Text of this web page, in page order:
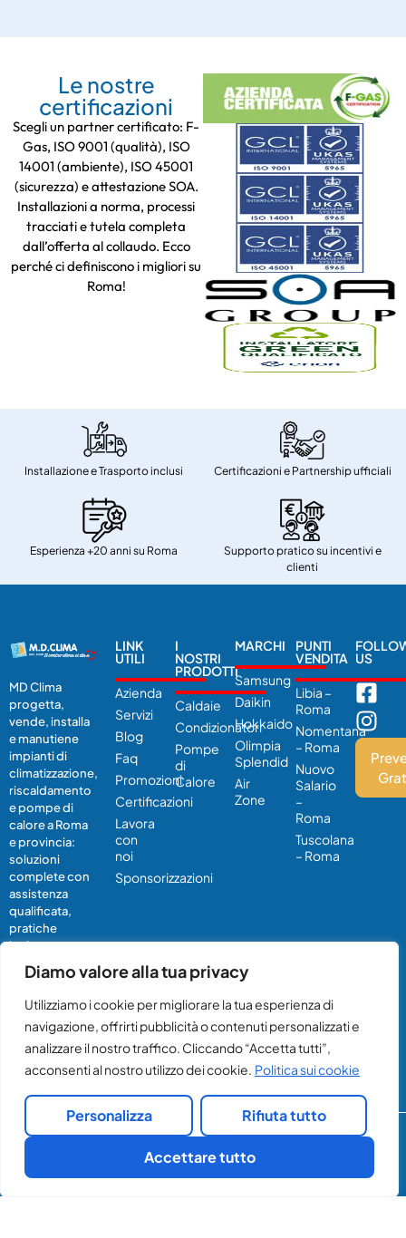
Diamo valore alla tua privacy
Utilizziamo i cookie per migliorare la tua esperienza di
navigazione, offrirti pubblicità o contenuti personalizzati e
analizzare il nostro traffico. Cliccando “Accetta tutti”,
acconsenti al nostro utilizzo dei cookie. Politica sui cookie
Personalizza Rifiuta tutto
Accettare tutto
Le nostre
certificazioni
Scegli un partner certificato: F-
Gas, ISO 9001 (qualità), ISO
14001 (ambiente), ISO 45001
(sicurezza) e attestazione SOA.
Installazioni a norma, processi
tracciati e tutela completa
dall’offerta al collaudo. Ecco
perché ci definiscono i migliori su
Roma!
Installazione e Trasporto inclusi Certificazioni e Partnership ufficiali
Esperienza +20 anni su Roma
Supporto pratico su incentivi e
clienti
MD Clima
progetta,
vende, installa
e manutiene
impianti di
climatizzazione,
riscaldamento
e pompe di
calore a Roma
e provincia:
soluzioni
complete con
assistenza
qualificata,
pratiche
incluse e
tecnici
certificati per il
comfort di
casa, uffici e
attività
commerciali
LINK
UTILI
Azienda
Servizi
Blog
Faq
Promozioni
Certificazioni
Lavora
con
noi
Sponsorizzazioni
I
NOSTRI
PRODOTTI
Caldaie
Condizionatori
Pompe
di
Calore
MARCHI
Samsung
Daikin
Hokkaido
Olimpia
Splendid
Air
Zone
PUNTI
VENDITA
Libia –
Roma
Nomentana
– Roma
Nuovo
Salario
–
Roma
Tuscolana
– Roma
US
P. IVA08876091003
PRIVACY E COOKIE